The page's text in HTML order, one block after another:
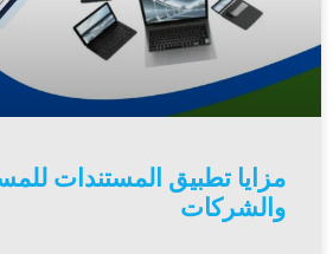
مزايا تطبيق المستندات
والشركات